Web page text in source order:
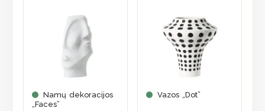
Namų dekoracijos
„Faces”
Vazos „Dot”